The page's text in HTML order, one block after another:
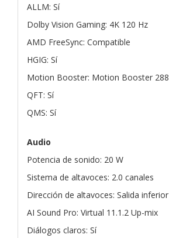
ALLM: Sí
Dolby Vision Gaming: 4K 120 Hz
AMD FreeSync: Compatible
HGIG: Sí
Motion Booster: Motion Booster 288
QFT: Sí
QMS: Sí
Audio
Potencia de sonido: 20 W
Sistema de altavoces: 2.0 canales
Dirección de altavoces: Salida inferior
AI Sound Pro: Virtual 11.1.2 Up-mix
Diálogos claros: Sí